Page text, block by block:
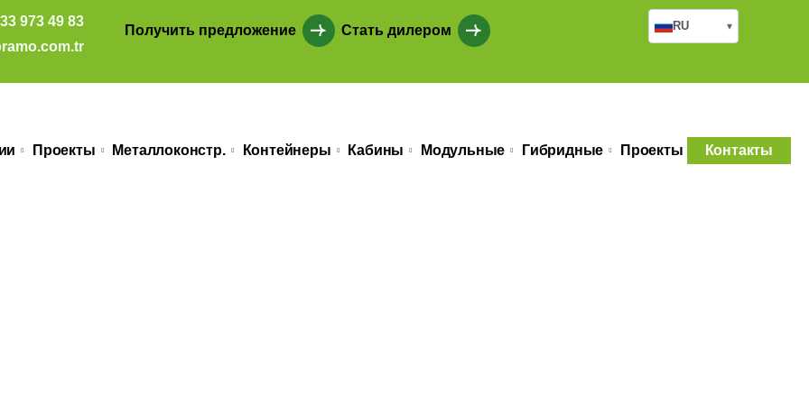
973 49 83
Получить предложение Стать дилером RU ▾
Проекты Металлоконстр. Контейнеры Кабины Модульные Гибридные Проекты Контакты